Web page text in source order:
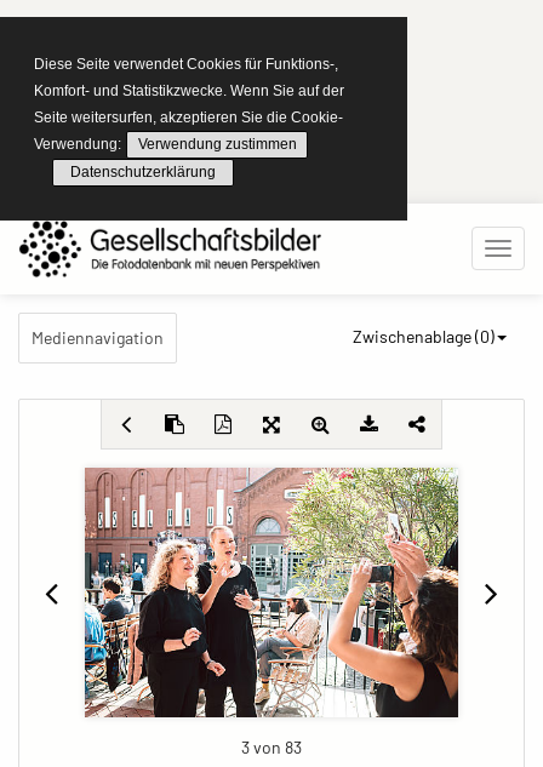
Diese Seite verwendet Cookies für Funktions-,
Komfort- und Statistikzwecke. Wenn Sie auf der
Seite weitersurfen, akzeptieren Sie die Cookie-
Verwendung:
Verwendung zustimmen
Datenschutzerklärung
Mediennavigation Zwischenablage (0)
3 von 83